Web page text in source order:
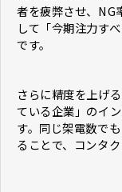
者を疲弊させ、NG
して「今期注力す
です。
さらに精度を上げ
ている企業」のイ
す。同じ架電数で
ることで、コンタ